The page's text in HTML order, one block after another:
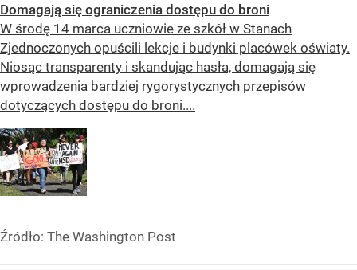
Domagają się ograniczenia dostępu do broni
W środę 14 marca uczniowie ze szkół w Stanach
Zjednoczonych opuścili lekcje i budynki placówek oświaty.
Niosąc transparenty i skandując hasła, domagają się
wprowadzenia bardziej rygorystycznych przepisów
dotyczących dostępu do broni....
Źródło: The Washington Post